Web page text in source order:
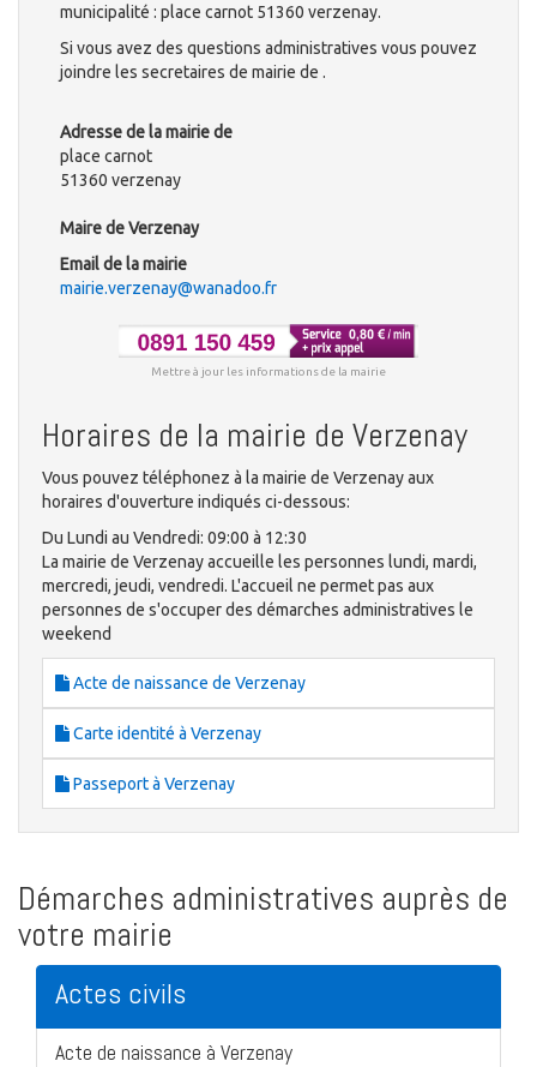
municipalité : place carnot 51360 verzenay.
Si vous avez des questions administratives vous pouvez
joindre les secretaires de mairie de .
Adresse de la mairie de
place carnot
51360 verzenay
Maire de Verzenay
Email de la mairie
mairie.verzenay@wanadoo.fr
Mettre à jour les informations de la mairie
Horaires de la mairie de Verzenay
Vous pouvez téléphonez à la mairie de Verzenay aux
horaires d'ouverture indiqués ci-dessous:
Du Lundi au Vendredi: 09:00 à 12:30
La mairie de Verzenay accueille les personnes lundi, mardi,
mercredi, jeudi, vendredi. L'accueil ne permet pas aux
personnes de s'occuper des démarches administratives le
weekend
Acte de naissance de Verzenay
Carte identité à Verzenay
Passeport à Verzenay
Démarches administratives auprès de
votre mairie
Actes civils
Acte de naissance à Verzenay